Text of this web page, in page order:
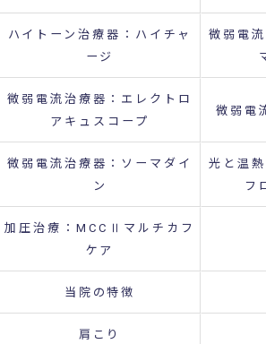
ハイトーン治療器：ハイチャ
ージ
微弱電
微弱電流治療器：エレクトロ
アキュスコープ
微弱電
微弱電流治療器：ソーマダイ
ン
光と温
フ
加圧治療：MCCⅡマルチカフ
ケア
当院の特徴
肩こり